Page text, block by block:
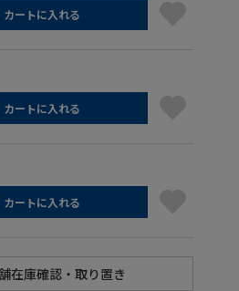
カートに入れる
カートに入れる
カートに入れる